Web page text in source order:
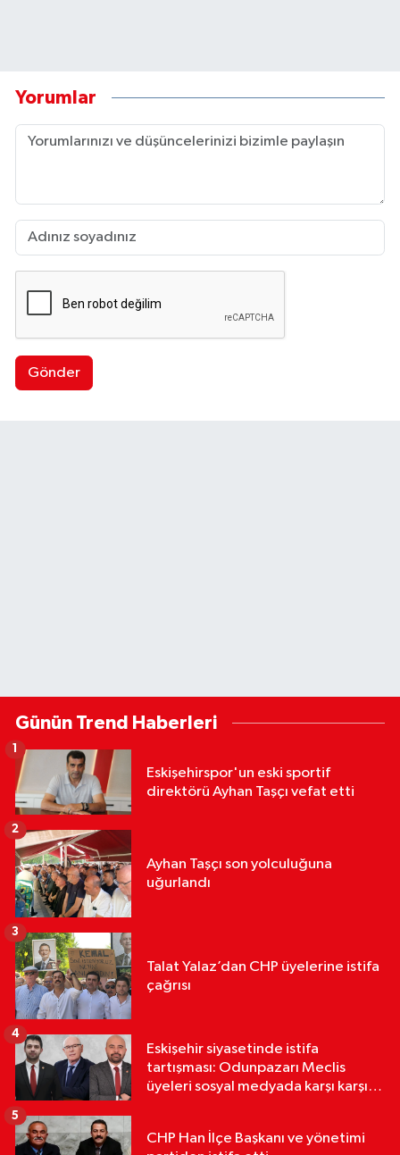
Yorumlar
Gönder
Günün Trend Haberleri
Eskişehirspor'un eski sportif
direktörü Ayhan Taşçı vefat etti
Ayhan Taşçı son yolculuğuna
uğurlandı
2
Talat Yalaz’dan CHP üyelerine istifa
çağrısı
3
Eskişehir siyasetinde istifa
tartışması: Odunpazarı Meclis
üyeleri sosyal medyada karşı karşıya
4
CHP Han İlçe Başkanı ve yönetimi
5